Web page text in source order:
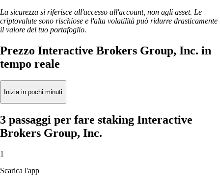
La sicurezza si riferisce all'accesso all'account, non agli asset. Le
criptovalute sono rischiose e l'alta volatilità può ridurre drasticamente
il valore del tuo portafoglio.
Prezzo Interactive Brokers Group, Inc. in
tempo reale
Inizia in pochi minuti
3 passaggi per fare staking Interactive
Brokers Group, Inc.
1
Scarica l'app